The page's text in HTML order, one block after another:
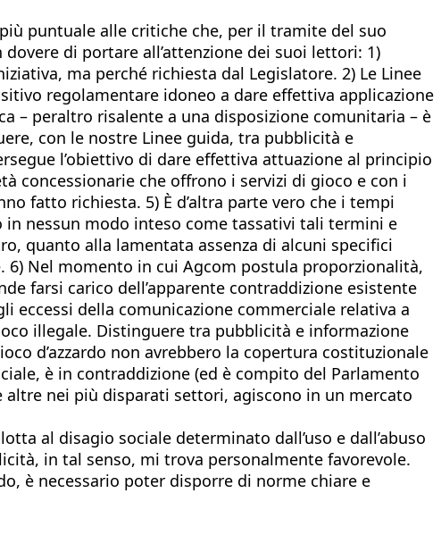
puntuale alle critiche che, per il tramite del suo
di portare all’attenzione dei suoi lettori: 1)
ma perché richiesta dal Legislatore. 2) Le Linee
regolamentare idoneo a dare effettiva applicazione
– peraltro risalente a una disposizione comunitaria – è
con le nostre Linee guida, tra pubblicità e
l’obiettivo di dare effettiva attuazione al principio
concessionarie che offrono i servizi di gioco e con i
fatto richiesta. 5) È d’altra parte vero che i tempi
nessun modo inteso come tassativi tali termini e
quanto alla lamentata assenza di alcuni specifici
Nel momento in cui Agcom postula proporzionalità,
farsi carico dell’apparente contraddizione esistente
eccessi della comunicazione commerciale relativa a
illegale. Distinguere tra pubblicità e informazione
d’azzardo non avrebbero la copertura costituzionale
è in contraddizione (ed è compito del Parlamento
nei più disparati settori, agiscono in un mercato
al disagio sociale determinato dall’uso e dall’abuso
in tal senso, mi trova personalmente favorevole.
è necessario poter disporre di norme chiare e